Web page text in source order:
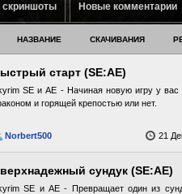
скриншоты Новые комментарии
НАЗВАНИЕ СКАЧИВАНИЯ
старт (SE:AE)
SE и AE - Начиная новую игру у вас
и горящей крепостью или нет.
Norbert500 21
сундук (SE:AE)
SE и AE - Превращает один из